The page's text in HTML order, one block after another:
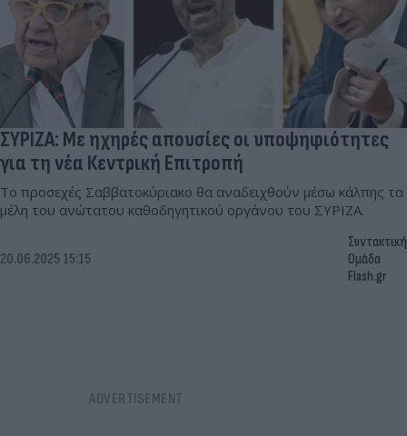
ΣΥΡΙΖΑ: Με ηχηρές απουσίες οι υποψηφιότητες
για τη νέα Κεντρική Επιτροπή
Το προσεχές Σαββατοκύριακο θα αναδειχθούν μέσω κάλπης τα
μέλη του ανώτατου καθοδηγητικού οργάνου του ΣΥΡΙΖΑ.
20.06.2025 15:15
Συντακτική
Ομάδα
Flash.gr